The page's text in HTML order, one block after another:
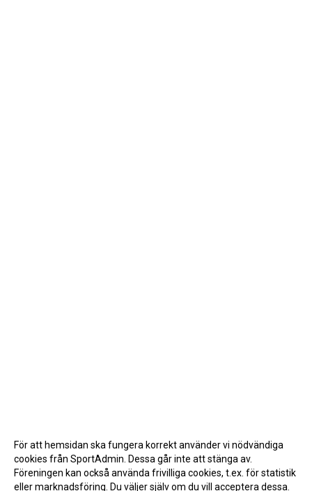
För att hemsidan ska fungera korrekt använder vi nödvändiga
cookies från SportAdmin. Dessa går inte att stänga av.
Föreningen kan också använda frivilliga cookies, t.ex. för statistik
eller marknadsföring. Du väljer själv om du vill acceptera dessa.